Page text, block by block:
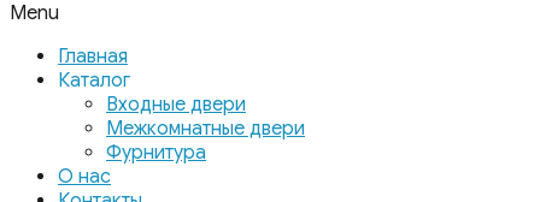
Menu
Главная
Каталог
Входные двери
Межкомнатные двери
Фурнитура
О нас